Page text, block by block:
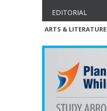
TECH & AUTO
ARTS & LITERATURE
EDITORIAL
ARTS & LITERATURE